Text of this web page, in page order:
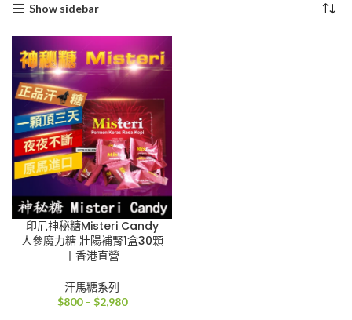
Show sidebar
印尼神秘糖Misteri Candy
人參魔力糖 壯陽補腎1盒30顆
丨香港直營
汗馬糖系列
$800 – $2,980價